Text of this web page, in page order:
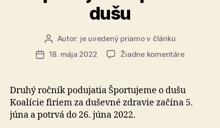
dušu
Autor
článku
Autor: je uvedený priamo v článku
Dátum
18. mája 2022 Žiadne komentárena
Druhý ročník podujatia Športujeme o dušu
Koalície firiem za duševné zdravie začína 5.
júna a potrvá do 26. júna 2022.